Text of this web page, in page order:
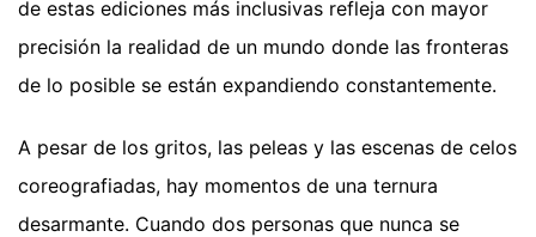
de estas ediciones más inclusivas refleja con mayor
precisión la realidad de un mundo donde las fronteras
de lo posible se están expandiendo constantemente.
A pesar de los gritos, las peleas y las escenas de celos
coreografiadas, hay momentos de una ternura
desarmante. Cuando dos personas que nunca se